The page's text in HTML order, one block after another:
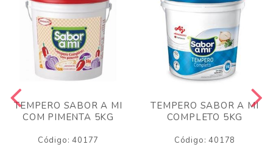
TEMPERO SABOR A MI
COM PIMENTA 5KG
Código: 40177
TEMPERO SABOR A MI
COMPLETO 5KG
Código: 40178